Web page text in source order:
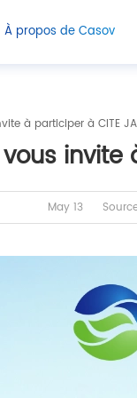
À propos de Casov
à participer à CITE
invite
May 13